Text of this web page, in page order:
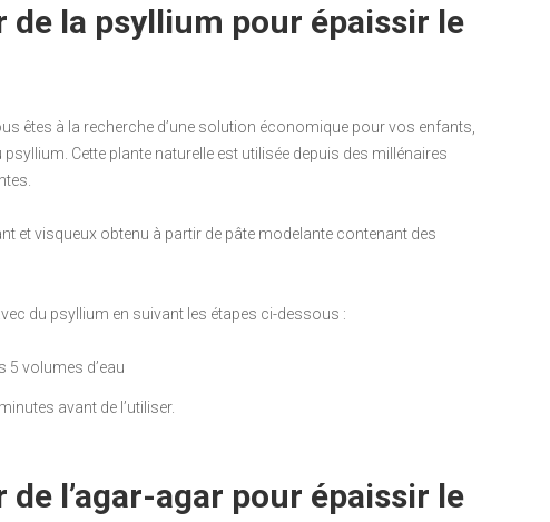
de la psyllium pour épaissir le
êtes à la recherche d’une solution économique pour vos enfants,
Cette plante naturelle est utilisée depuis des millénaires
et visqueux obtenu à partir de pâte modelante contenant des
du psyllium en suivant les étapes ci-dessous :
5 volumes d’eau
avant de l’utiliser.
l’agar-agar pour épaissir le